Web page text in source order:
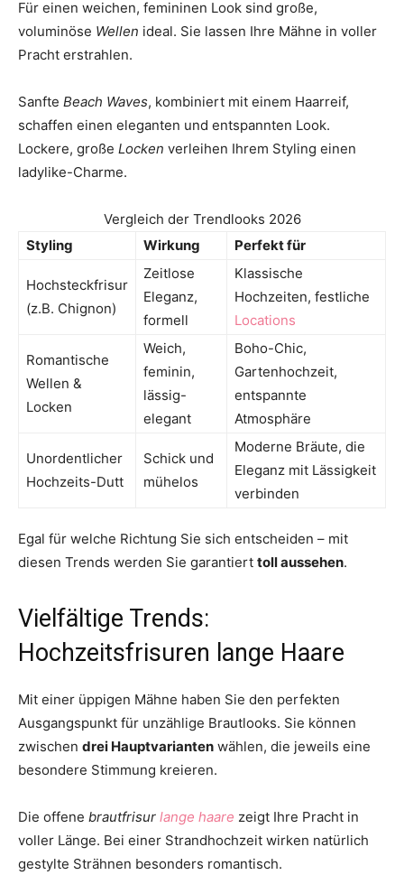
Für einen weichen, femininen Look sind große,
voluminöse Wellen ideal. Sie lassen Ihre Mähne in voller
Pracht erstrahlen.
Sanfte Beach Waves, kombiniert mit einem Haarreif,
schaffen einen eleganten und entspannten Look.
Lockere, große Locken verleihen Ihrem Styling einen
ladylike-Charme.
Vergleich der Trendlooks 2026
Styling
Wirkung Perfekt für
Hochsteckfrisur
(z.B. Chignon)
Zeitlose
Eleganz,
formell
Klassische
Hochzeiten, festliche
Locations
Romantische
Wellen &
Locken
Weich,
feminin,
lässig-
elegant
Boho-Chic,
Gartenhochzeit,
entspannte
Atmosphäre
Unordentlicher
Hochzeits-Dutt
Schick und
mühelos
Moderne Bräute, die
Eleganz mit Lässigkeit
verbinden
Egal für welche Richtung Sie sich entscheiden – mit
diesen Trends werden Sie garantiert toll aussehen.
Vielfältige Trends:
Hochzeitsfrisuren lange Haare
Mit einer üppigen Mähne haben Sie den perfekten
Ausgangspunkt für unzählige Brautlooks. Sie können
zwischen drei Hauptvarianten wählen, die jeweils eine
besondere Stimmung kreieren.
Die offene brautfrisur lange haare zeigt Ihre Pracht in
voller Länge. Bei einer Strandhochzeit wirken natürlich
gestylte Strähnen besonders romantisch.